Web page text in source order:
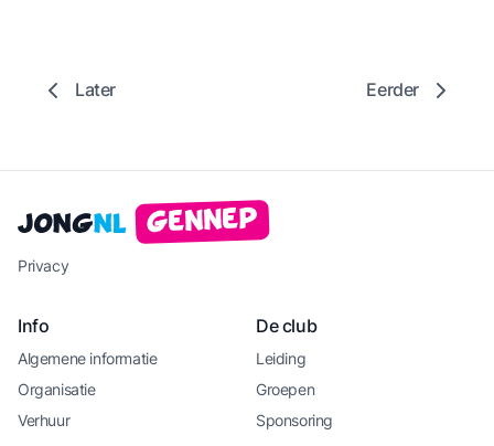
Later Eerder
JongNL Gennep
Privacy
Info
Algemene informatie
Organisatie
Verhuur
De club
Leiding
Groepen
Sponsoring